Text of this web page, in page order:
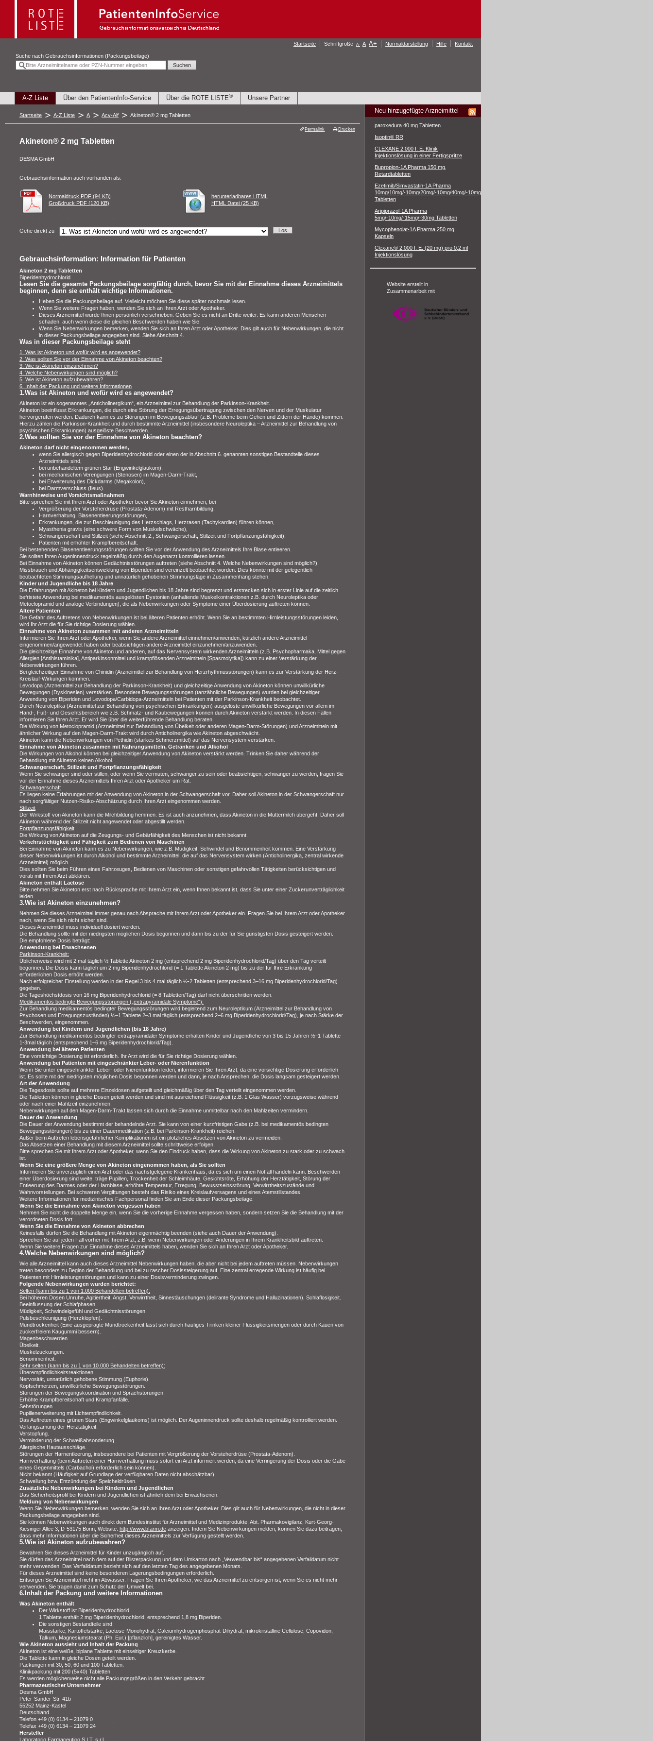
Suche nach Gebrauchsinformationen (Packungsbeilage)
A-Z Liste Über den PatientenInfo-Service Über die ROTE LISTE® Unsere Partner
Startseite Schriftgröße A- A A+ Normaldarstellung Hilfe Kontakt
Startseite A-Z Liste A Acv-Alf Akineton® 2 mg Tabletten
Akineton® 2 mg Tabletten
DESMA GmbH
Gebrauchsinformation auch vorhanden als:
Normaldruck PDF (94 KB)
Großdruck PDF (120 KB)
herunterladbares HTML
HTML Datei (25 KB)
Gehe direkt zu
Gebrauchsinformation: Information für Patienten
Akineton 2 mg Tabletten
Biperidenhydrochlorid
Lesen Sie die gesamte Packungsbeilage sorgfältig durch, bevor Sie mit der Einnahme dieses Arzneimittels
beginnen, denn sie enthält wichtige Informationen.
Heben Sie die Packungsbeilage auf. Vielleicht möchten Sie diese später nochmals lesen.
Wenn Sie weitere Fragen haben, wenden Sie sich an Ihren Arzt oder Apotheker.
Dieses Arzneimittel wurde Ihnen persönlich verschrieben. Geben Sie es nicht an Dritte weiter. Es kann anderen Menschen
schaden, auch wenn diese die gleichen Beschwerden haben wie Sie.
Wenn Sie Nebenwirkungen bemerken, wenden Sie sich an Ihren Arzt oder Apotheker. Dies gilt auch für Nebenwirkungen, die nicht
in dieser Packungsbeilage angegeben sind. Siehe Abschnitt 4.
Was in dieser Packungsbeilage steht
1. Was ist Akineton und wofür wird es angewendet?
2. Was sollten Sie vor der Einnahme von Akineton beachten?
3. Wie ist Akineton einzunehmen?
4. Welche Nebenwirkungen sind möglich?
5. Wie ist Akineton aufzubewahren?
6. Inhalt der Packung und weitere Informationen
1.Was ist Akineton und wofür wird es angewendet?
Akineton ist ein sogenanntes „Anticholinergikum“, ein Arzneimittel zur Behandlung der Parkinson-Krankheit.
Akineton beeinflusst Erkrankungen, die durch eine Störung der Erregungsübertragung zwischen den Nerven und der Muskulatur
hervorgerufen werden. Dadurch kann es zu Störungen im Bewegungsablauf (z.B. Probleme beim Gehen und Zittern der Hände) kommen.
Hierzu zählen die Parkinson-Krankheit und durch bestimmte Arzneimittel (insbesondere Neuroleptika – Arzneimittel zur Behandlung von
psychischen Erkrankungen) ausgelöste Beschwerden.
2.Was sollten Sie vor der Einnahme von Akineton beachten?
Akineton darf nicht eingenommen werden,
wenn Sie allergisch gegen Biperidenhydrochlorid oder einen der in Abschnitt 6. genannten sonstigen Bestandteile dieses
Arzneimittels sind,
bei unbehandeltem grünen Star (Engwinkelglaukom),
bei mechanischen Verengungen (Stenosen) im Magen-Darm-Trakt,
bei Erweiterung des Dickdarms (Megakolon),
bei Darmverschluss (Ileus).
Warnhinweise und Vorsichtsmaßnahmen
Bitte sprechen Sie mit Ihrem Arzt oder Apotheker bevor Sie Akineton einnehmen, bei
Vergrößerung der Vorsteherdrüse (Prostata-Adenom) mit Restharnbildung,
Harnverhaltung, Blasenentleerungsstörungen,
Erkrankungen, die zur Beschleunigung des Herzschlags, Herzrasen (Tachykardien) führen können,
Myasthenia gravis (eine schwere Form von Muskelschwäche),
Schwangerschaft und Stillzeit (siehe Abschnitt 2., Schwangerschaft, Stillzeit und Fortpflanzungsfähigkeit),
Patienten mit erhöhter Krampfbereitschaft.
Bei bestehenden Blasenentleerungsstörungen sollten Sie vor der Anwendung des Arzneimittels Ihre Blase entleeren.
Sie sollten Ihren Augeninnendruck regelmäßig durch den Augenarzt kontrollieren lassen.
Bei Einnahme von Akineton können Gedächtnisstörungen auftreten (siehe Abschnitt 4. Welche Nebenwirkungen sind möglich?).
Missbrauch und Abhängigkeitsentwicklung von Biperiden sind vereinzelt beobachtet worden. Dies könnte mit der gelegentlich
beobachteten Stimmungsaufhellung und unnatürlich gehobenen Stimmungslage in Zusammenhang stehen.
Kinder und Jugendliche bis 18 Jahre
Die Erfahrungen mit Akineton bei Kindern und Jugendlichen bis 18 Jahre sind begrenzt und erstrecken sich in erster Linie auf die zeitlich
befristete Anwendung bei medikamentös ausgelösten Dystonien (anhaltende Muskelkontraktionen z.B. durch Neuroleptika oder
Metoclopramid und analoge Verbindungen), die als Nebenwirkungen oder Symptome einer Überdosierung auftreten können.
Ältere Patienten
Die Gefahr des Auftretens von Nebenwirkungen ist bei älteren Patienten erhöht. Wenn Sie an bestimmten Hirnleistungsstörungen leiden,
wird Ihr Arzt die für Sie richtige Dosierung wählen.
Einnahme von Akineton zusammen mit anderen Arzneimitteln
Informieren Sie Ihren Arzt oder Apotheker, wenn Sie andere Arzneimittel einnehmen/anwenden, kürzlich andere Arzneimittel
eingenommen/angewendet haben oder beabsichtigen andere Arzneimittel einzunehmen/anzuwenden.
Die gleichzeitige Einnahme von Akineton und anderen, auf das Nervensystem wirkenden Arzneimitteln (z.B. Psychopharmaka, Mittel gegen
Allergien [Antihistaminika], Antiparkinsonmittel und krampflösenden Arzneimitteln [Spasmolytika]) kann zu einer Verstärkung der
Nebenwirkungen führen.
Bei gleichzeitiger Einnahme von Chinidin (Arzneimittel zur Behandlung von Herzrhythmusstörungen) kann es zur Verstärkung der Herz-
Kreislauf-Wirkungen kommen.
Levodopa (Arzneimittel zur Behandlung der Parkinson-Krankheit) und gleichzeitige Anwendung von Akineton können unwillkürliche
Bewegungen (Dyskinesien) verstärken. Besondere Bewegungsstörungen (tanzähnliche Bewegungen) wurden bei gleichzeitiger
Anwendung von Biperiden und Levodopa/Carbidopa-Arzneimitteln bei Patienten mit der Parkinson-Krankheit beobachtet.
Durch Neuroleptika (Arzneimittel zur Behandlung von psychischen Erkrankungen) ausgelöste unwillkürliche Bewegungen vor allem im
Hand-, Fuß- und Gesichtsbereich wie z.B. Schmatz- und Kaubewegungen können durch Akineton verstärkt werden. In diesen Fällen
informieren Sie Ihren Arzt. Er wird Sie über die weiterführende Behandlung beraten.
Die Wirkung von Metoclopramid (Arzneimittel zur Behandlung von Übelkeit oder anderen Magen-Darm-Störungen) und Arzneimitteln mit
ähnlicher Wirkung auf den Magen-Darm-Trakt wird durch Anticholinergika wie Akineton abgeschwächt.
Akineton kann die Nebenwirkungen von Pethidin (starkes Schmerzmittel) auf das Nervensystem verstärken.
Einnahme von Akineton zusammen mit Nahrungsmitteln, Getränken und Alkohol
Die Wirkungen von Alkohol können bei gleichzeitiger Anwendung von Akineton verstärkt werden. Trinken Sie daher während der
Behandlung mit Akineton keinen Alkohol.
Schwangerschaft, Stillzeit und Fortpflanzungsfähigkeit
Wenn Sie schwanger sind oder stillen, oder wenn Sie vermuten, schwanger zu sein oder beabsichtigen, schwanger zu werden, fragen Sie
vor der Einnahme dieses Arzneimittels Ihren Arzt oder Apotheker um Rat.
Schwangerschaft
Es liegen keine Erfahrungen mit der Anwendung von Akineton in der Schwangerschaft vor. Daher soll Akineton in der Schwangerschaft nur
nach sorgfältiger Nutzen-Risiko-Abschätzung durch Ihren Arzt eingenommen werden.
Stillzeit
Der Wirkstoff von Akineton kann die Milchbildung hemmen. Es ist auch anzunehmen, dass Akineton in die Muttermilch übergeht. Daher soll
Akineton während der Stillzeit nicht angewendet oder abgestillt werden.
Fortpflanzungsfähigkeit
Die Wirkung von Akineton auf die Zeugungs- und Gebärfähigkeit des Menschen ist nicht bekannt.
Verkehrstüchtigkeit und Fähigkeit zum Bedienen von Maschinen
Bei Einnahme von Akineton kann es zu Nebenwirkungen, wie z.B. Müdigkeit, Schwindel und Benommenheit kommen. Eine Verstärkung
dieser Nebenwirkungen ist durch Alkohol und bestimmte Arzneimittel, die auf das Nervensystem wirken (Anticholinergika, zentral wirkende
Arzneimittel) möglich.
Dies sollten Sie beim Führen eines Fahrzeuges, Bedienen von Maschinen oder sonstigen gefahrvollen Tätigkeiten berücksichtigen und
vorab mit Ihrem Arzt abklären.
Akineton enthält Lactose
Bitte nehmen Sie Akineton erst nach Rücksprache mit Ihrem Arzt ein, wenn Ihnen bekannt ist, dass Sie unter einer Zuckerunverträglichkeit
leiden.
3.Wie ist Akineton einzunehmen?
Nehmen Sie dieses Arzneimittel immer genau nach Absprache mit Ihrem Arzt oder Apotheker ein. Fragen Sie bei Ihrem Arzt oder Apotheker
nach, wenn Sie sich nicht sicher sind.
Dieses Arzneimittel muss individuell dosiert werden.
Die Behandlung sollte mit der niedrigsten möglichen Dosis begonnen und dann bis zu der für Sie günstigsten Dosis gesteigert werden.
Die empfohlene Dosis beträgt:
Anwendung bei Erwachsenen
Parkinson-Krankheit:
Üblicherweise wird mit 2 mal täglich ½ Tablette Akineton 2 mg (entsprechend 2 mg Biperidenhydrochlorid/Tag) über den Tag verteilt
begonnen. Die Dosis kann täglich um 2 mg Biperidenhydrochlorid (= 1 Tablette Akineton 2 mg) bis zu der für Ihre Erkrankung
erforderlichen Dosis erhöht werden.
Nach erfolgreicher Einstellung werden in der Regel 3 bis 4 mal täglich ½‑2 Tabletten (entsprechend 3–16 mg Biperidenhydrochlorid/Tag)
gegeben.
Die Tageshöchstdosis von 16 mg Biperidenhydrochlorid (= 8 Tabletten/Tag) darf nicht überschritten werden.
Medikamentös bedingte Bewegungsstörungen („extrapyramidale Symptome“):
Zur Behandlung medikamentös bedingter Bewegungsstörungen wird begleitend zum Neuroleptikum (Arzneimittel zur Behandlung von
Psychosen und Erregungszuständen) ½–1 Tablette 2–3 mal täglich (entsprechend 2–6 mg Biperidenhydrochlorid/Tag), je nach Stärke der
Beschwerden, eingenommen.
Anwendung bei Kindern und Jugendlichen (bis 18 Jahre)
Zur Behandlung medikamentös bedingter extrapyramidaler Symptome erhalten Kinder und Jugendliche von 3 bis 15 Jahren ½–1 Tablette
1‑3mal täglich (entsprechend 1–6 mg Biperidenhydrochlorid/Tag).
Anwendung bei älteren Patienten
Eine vorsichtige Dosierung ist erforderlich. Ihr Arzt wird die für Sie richtige Dosierung wählen.
Anwendung bei Patienten mit eingeschränkter Leber- oder Nierenfunktion
Wenn Sie unter eingeschränkter Leber- oder Nierenfunktion leiden, informieren Sie Ihren Arzt, da eine vorsichtige Dosierung erforderlich
ist. Es sollte mit der niedrigsten möglichen Dosis begonnen werden und dann, je nach Ansprechen, die Dosis langsam gesteigert werden.
Art der Anwendung
Die Tagesdosis sollte auf mehrere Einzeldosen aufgeteilt und gleichmäßig über den Tag verteilt eingenommen werden.
Die Tabletten können in gleiche Dosen geteilt werden und sind mit ausreichend Flüssigkeit (z.B. 1 Glas Wasser) vorzugsweise während
oder nach einer Mahlzeit einzunehmen.
Nebenwirkungen auf den Magen-Darm-Trakt lassen sich durch die Einnahme unmittelbar nach den Mahlzeiten vermindern.
Dauer der Anwendung
Die Dauer der Anwendung bestimmt der behandelnde Arzt. Sie kann von einer kurzfristigen Gabe (z.B. bei medikamentös bedingten
Bewegungsstörungen) bis zu einer Dauermedikation (z.B. bei Parkinson-Krankheit) reichen.
Außer beim Auftreten lebensgefährlicher Komplikationen ist ein plötzliches Absetzen von Akineton zu vermeiden.
Das Absetzen einer Behandlung mit diesem Arzneimittel sollte schrittweise erfolgen.
Bitte sprechen Sie mit Ihrem Arzt oder Apotheker, wenn Sie den Eindruck haben, dass die Wirkung von Akineton zu stark oder zu schwach
ist.
Wenn Sie eine größere Menge von Akineton eingenommen haben, als Sie sollten
Informieren Sie unverzüglich einen Arzt oder das nächstgelegene Krankenhaus, da es sich um einen Notfall handeln kann. Beschwerden
einer Überdosierung sind weite, träge Pupillen, Trockenheit der Schleimhäute, Gesichtsröte, Erhöhung der Herztätigkeit, Störung der
Entleerung des Darmes oder der Harnblase, erhöhte Temperatur, Erregung, Bewusstseinsstörung, Verwirrtheitszustände und
Wahnvorstellungen. Bei schweren Vergiftungen besteht das Risiko eines Kreislaufversagens und eines Atemstillstandes.
Weitere Informationen für medizinisches Fachpersonal finden Sie am Ende dieser Packungsbeilage.
Wenn Sie die Einnahme von Akineton vergessen haben
Nehmen Sie nicht die doppelte Menge ein, wenn Sie die vorherige Einnahme vergessen haben, sondern setzen Sie die Behandlung mit der
verordneten Dosis fort.
Wenn Sie die Einnahme von Akineton abbrechen
Keinesfalls dürfen Sie die Behandlung mit Akineton eigenmächtig beenden (siehe auch Dauer der Anwendung).
Sprechen Sie auf jeden Fall vorher mit Ihrem Arzt, z.B. wenn Nebenwirkungen oder Änderungen in Ihrem Krankheitsbild auftreten.
Wenn Sie weitere Fragen zur Einnahme dieses Arzneimittels haben, wenden Sie sich an Ihren Arzt oder Apotheker.
4.Welche Nebenwirkungen sind möglich?
Wie alle Arzneimittel kann auch dieses Arzneimittel Nebenwirkungen haben, die aber nicht bei jedem auftreten müssen. Nebenwirkungen
treten besonders zu Beginn der Behandlung und bei zu rascher Dosissteigerung auf. Eine zentral erregende Wirkung ist häufig bei
Patienten mit Hirnleistungsstörungen und kann zu einer Dosisverminderung zwingen.
Folgende Nebenwirkungen wurden berichtet:
Selten (kann bis zu 1 von 1.000 Behandelten betreffen):
Bei höheren Dosen Unruhe, Agitiertheit, Angst, Verwirrtheit, Sinnestäuschungen (delirante Syndrome und Halluzinationen), Schlaflosigkeit.
Beeinflussung der Schlafphasen.
Müdigkeit, Schwindelgefühl und Gedächtnisstörungen.
Pulsbeschleunigung (Herzklopfen).
Mundtrockenheit (Eine ausgeprägte Mundtrockenheit lässt sich durch häufiges Trinken kleiner Flüssigkeitsmengen oder durch Kauen von
zuckerfreiem Kaugummi bessern).
Magenbeschwerden.
Übelkeit.
Muskelzuckungen.
Benommenheit.
Sehr selten (kann bis zu 1 von 10.000 Behandelten betreffen):
Überempfindlichkeitsreaktionen.
Nervosität, unnatürlich gehobene Stimmung (Euphorie).
Kopfschmerzen, unwillkürliche Bewegungsstörungen.
Störungen der Bewegungskoordination und Sprachstörungen.
Erhöhte Krampfbereitschaft und Krampfanfälle.
Sehstörungen.
Pupillenerweiterung mit Lichtempfindlichkeit.
Das Auftreten eines grünen Stars (Engwinkelglaukoms) ist möglich. Der Augeninnendruck sollte deshalb regelmäßig kontrolliert werden.
Verlangsamung der Herztätigkeit.
Verstopfung.
Verminderung der Schweißabsonderung.
Allergische Hautausschläge.
Störungen der Harnentleerung, insbesondere bei Patienten mit Vergrößerung der Vorsteherdrüse (Prostata-Adenom).
Harnverhaltung (beim Auftreten einer Harnverhaltung muss sofort ein Arzt informiert werden, da eine Verringerung der Dosis oder die Gabe
eines Gegenmittels (Carbachol) erforderlich sein können).
Nicht bekannt (Häufigkeit auf Grundlage der verfügbaren Daten nicht abschätzbar):
Schwellung bzw. Entzündung der Speicheldrüsen.
Zusätzliche Nebenwirkungen bei Kindern und Jugendlichen
Das Sicherheitsprofil bei Kindern und Jugendlichen ist ähnlich dem bei Erwachsenen.
Meldung von Nebenwirkungen
Wenn Sie Nebenwirkungen bemerken, wenden Sie sich an Ihren Arzt oder Apotheker. Dies gilt auch für Nebenwirkungen, die nicht in dieser
Packungsbeilage angegeben sind.
Sie können Nebenwirkungen auch direkt dem Bundesinstitut für Arzneimittel und Medizinprodukte, Abt. Pharmakovigilanz, Kurt-Georg-
Kiesinger Allee 3, D-53175 Bonn, Website: http://www.bfarm.de anzeigen. Indem Sie Nebenwirkungen melden, können Sie dazu beitragen,
dass mehr Informationen über die Sicherheit dieses Arzneimittels zur Verfügung gestellt werden.
5.Wie ist Akineton aufzubewahren?
Bewahren Sie dieses Arzneimittel für Kinder unzugänglich auf.
Sie dürfen das Arzneimittel nach dem auf der Blisterpackung und dem Umkarton nach „Verwendbar bis“ angegebenen Verfalldatum nicht
mehr verwenden. Das Verfalldatum bezieht sich auf den letzten Tag des angegebenen Monats.
Für dieses Arzneimittel sind keine besonderen Lagerungsbedingungen erforderlich.
Entsorgen Sie Arzneimittel nicht im Abwasser. Fragen Sie Ihren Apotheker, wie das Arzneimittel zu entsorgen ist, wenn Sie es nicht mehr
verwenden. Sie tragen damit zum Schutz der Umwelt bei.
6.Inhalt der Packung und weitere Informationen
Was Akineton enthält
Der Wirkstoff ist Biperidenhydrochlorid.
1 Tablette enthält 2 mg Biperidenhydrochlorid, entsprechend 1,8 mg Biperiden.
Die sonstigen Bestandteile sind:
Maisstärke, Kartoffelstärke, Lactose-Monohydrat, Calciumhydrogenphosphat-Dihydrat, mikrokristalline Cellulose, Copovidon,
Talkum, Magnesiumstearat (Ph. Eur.) [pflanzlich], gereinigtes Wasser.
Wie Akineton aussieht und Inhalt der Packung
Akineton ist eine weiße, biplane Tablette mit einseitiger Kreuzkerbe.
Die Tablette kann in gleiche Dosen geteilt werden.
Packungen mit 30, 50, 60 und 100 Tabletten.
Klinikpackung mit 200 (5x40) Tabletten.
Es werden möglicherweise nicht alle Packungsgrößen in den Verkehr gebracht.
Pharmazeutischer Unternehmer
Desma GmbH
Peter-Sander-Str. 41b
55252 Mainz-Kastel
Deutschland
Telefon +49 (0) 6134 – 21079 0
Telefax +49 (0) 6134 – 21079 24
Hersteller
Laboratorio Farmaceutico S.I.T. s.r.l.
Permalink Drucken
Neu hinzugefügte Arzneimittel
paroxedura 40 mg Tabletten
Isoptin® RR
CLEXANE 2.000 I. E. Klinik
Injektionslösung in einer Fertigspritze
Bupropion-1A Pharma 150 mg,
Retardtabletten
Ezetimib/Simvastatin-1A Pharma
10mg/10mg/-10mg/20mg/-10mg/40mg/-10mg/80mg
Tabletten
Aripiprazol-1A Pharma
5mg/-10mg/-15mg/-30mg Tabletten
Mycophenolat-1A Pharma 250 mg,
Kapseln
Clexane® 2.000 I. E. (20 mg) pro 0,2 ml
Injektionslösung
Website erstellt in
Zusammenarbeit mit